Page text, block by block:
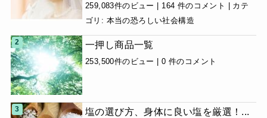
259,083件のビュー | 164 件のコメント | カテ
ゴリ: 本当の恐ろしい社会構造
一押し商品一覧
253,500件のビュー |0 件のコメント
塩の選び方、身体に良い塩を厳選！...